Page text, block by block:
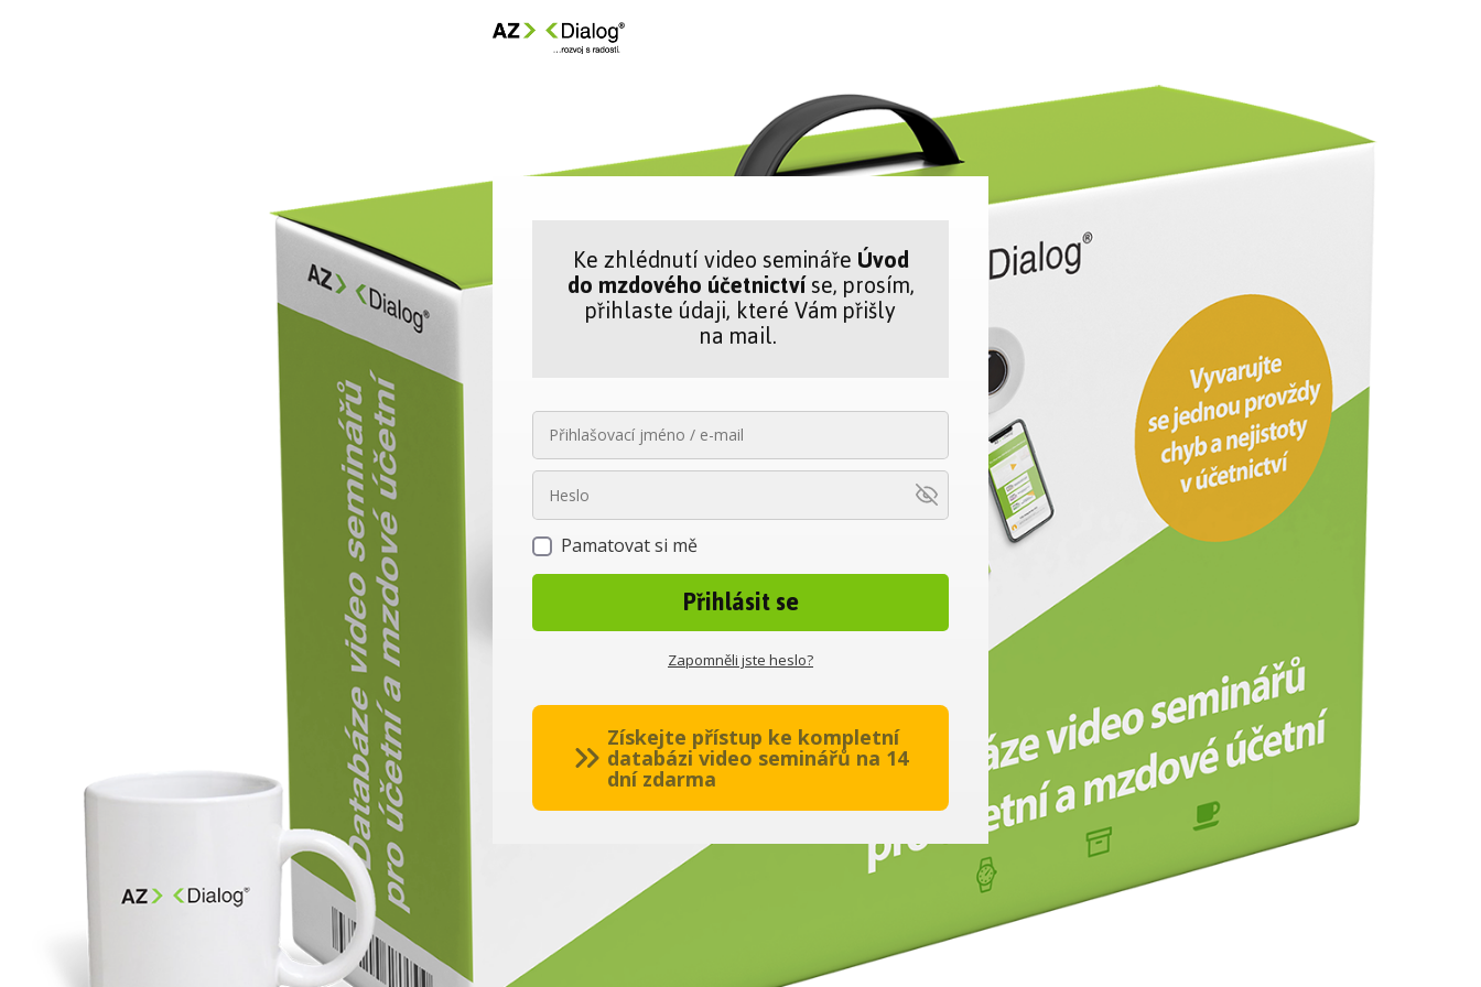
Ke zhlédnutí video seminářeÚvod
do mzdového účetnictvíse, prosím,
přihlaste údaji, které Vám přišly
na mail.
Pamatovat si mě
Přihlásit se
Zapomněli jste heslo?
Získejte přístup ke kompletní
databázi video seminářů na 14
dní zdarma